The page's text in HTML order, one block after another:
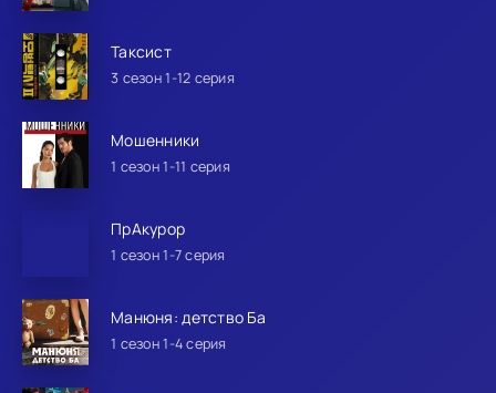
Таксист
3 сезон 1-12 серия
Мошенники
1 сезон 1-11 серия
ПрАкурор
1 сезон 1-7 серия
Манюня: детство Ба
1 сезон 1-4 серия